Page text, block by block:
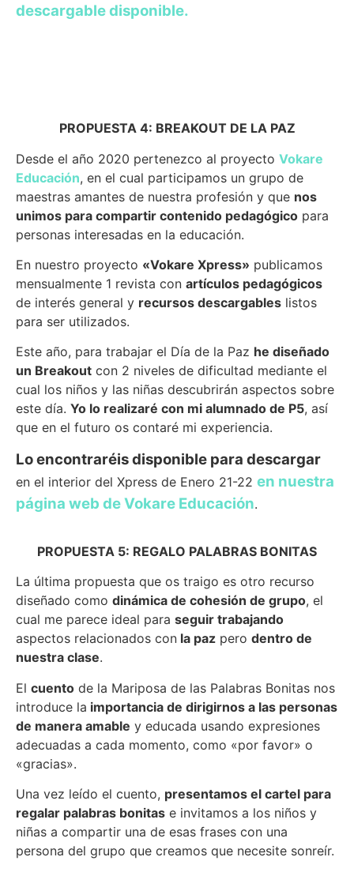
descargable disponible.
PROPUESTA 4: BREAKOUT DE LA PAZ
Desde el año 2020 pertenezco al proyecto Vokare
Educación, en el cual participamos un grupo de
maestras amantes de nuestra profesión y que nos
unimos para compartir contenido pedagógico para
personas interesadas en la educación.
En nuestro proyecto «Vokare Xpress» publicamos
mensualmente 1 revista con artículos pedagógicos
de interés general y recursos descargables listos
para ser utilizados.
Este año, para trabajar el Día de la Paz he diseñado
un Breakout con 2 niveles de dificultad mediante el
cual los niños y las niñas descubrirán aspectos sobre
este día. Yo lo realizaré con mi alumnado de P5, así
que en el futuro os contaré mi experiencia.
Lo encontraréis disponible para descargar
en el interior del Xpress de Enero 21-22 en nuestra
página web de Vokare Educación.
PROPUESTA 5: REGALO PALABRAS BONITAS
La última propuesta que os traigo es otro recurso
diseñado como dinámica de cohesión de grupo, el
cual me parece ideal para seguir trabajando
aspectos relacionados con la paz pero dentro de
nuestra clase.
El cuento de la Mariposa de las Palabras Bonitas nos
introduce la importancia de dirigirnos a las personas
de manera amable y educada usando expresiones
adecuadas a cada momento, como «por favor» o
«gracias».
Una vez leído el cuento, presentamos el cartel para
regalar palabras bonitas e invitamos a los niños y
niñas a compartir una de esas frases con una
persona del grupo que creamos que necesite sonreír.